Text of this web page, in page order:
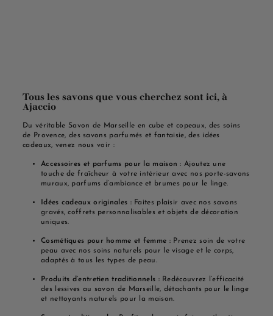
Tous les savons que vous cherchez sont ici, à
Ajaccio
Du véritable Savon de Marseille en cube et copeaux, des soins
de Provence, des savons parfumés et fantaisie, des idées
cadeaux, venez nous voir :
Accessoires et parfums pour la maison : Ajoutez une
touche de fraîcheur à votre intérieur avec nos porte-savons
muraux, parfums d’ambiance et brumes pour le linge.
Idées cadeaux originales :Faites plaisir avec nos savons
gravés, coffrets personnalisables et objets de décoration
uniques.
Cosmétiques pour homme et femme :Prenez soin de votre
peau avec nos soins naturels pour le visage et le corps,
adaptés à tous les types de peau.
Produits d’entretien traditionnels :Redécouvrez l’efficacité
des lessives au savon de Marseille, détachants pour le linge
et nettoyants naturels pour la maison.